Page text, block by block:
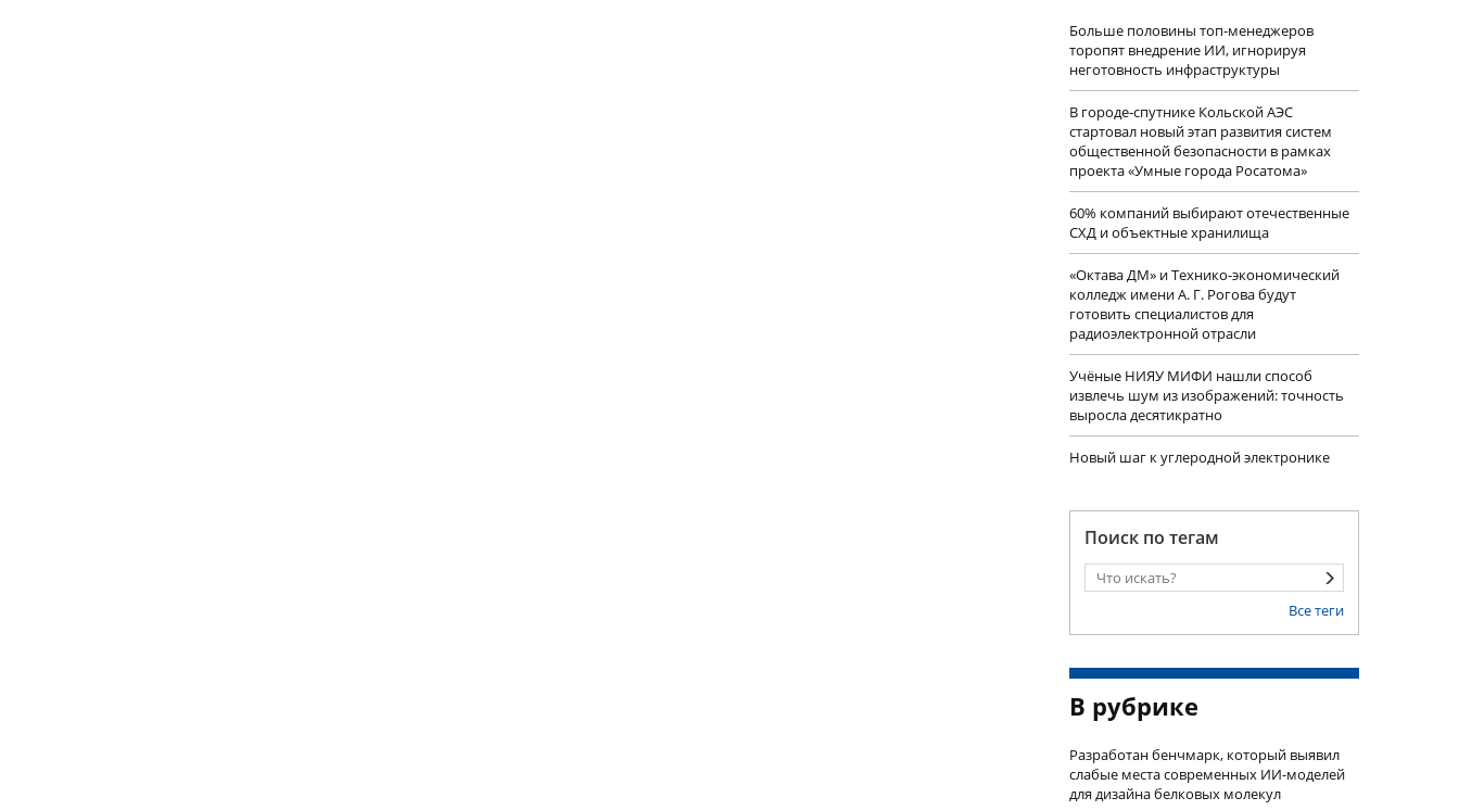
Больше половины топ-менеджеров
торопят внедрение ИИ, игнорируя
неготовность инфраструктуры
В городе-спутнике Кольской АЭС
стартовал новый этап развития систем
общественной безопасности в рамках
проекта «Умные города Росатома»
60% компаний выбирают отечественные
СХД и объектные хранилища
«Октава ДМ» и Технико-экономический
колледж имени А. Г. Рогова будут
готовить специалистов для
радиоэлектронной отрасли
Учëные НИЯУ МИФИ нашли способ
извлечь шум из изображений: точность
выросла десятикратно
Новый шаг к углеродной электронике
Поиск по тегам
Все теги
В рубрике
Разработан бенчмарк, который выявил
слабые места современных ИИ-моделей
для дизайна белковых молекул